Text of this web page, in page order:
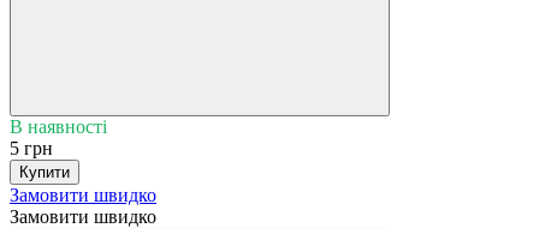
В наявності
5 грн
Купити
Замовити швидко
Замовити швидко